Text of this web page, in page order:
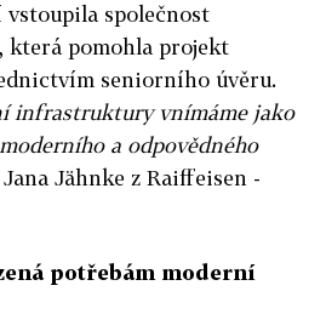
vstoupila společnost
která pomohla projekt
seniorního úvěru.
infrastruktury vnímáme jako
a odpovědného
Jähnke z Raiffeisen -
potřebám moderní